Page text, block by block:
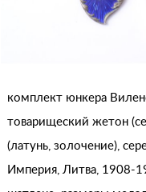
комплект юнкера
товарищеский жетон
(латунь, золочение),
Империя, Литва, 1908-